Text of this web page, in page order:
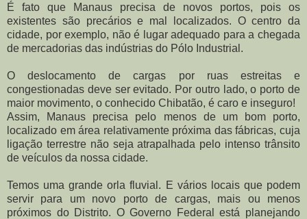
É fato que Manaus precisa de novos portos, pois os
existentes são precários e mal localizados. O centro da
cidade, por exemplo, não é lugar adequado para a chegada
de mercadorias das indústrias do Pólo Industrial.
O deslocamento de cargas por ruas estreitas e
congestionadas deve ser evitado. Por outro lado, o porto de
maior movimento, o conhecido Chibatão, é caro e inseguro!
Assim, Manaus precisa pelo menos de um bom porto,
localizado em área relativamente próxima das fábricas, cuja
ligação terrestre não seja atrapalhada pelo intenso trânsito
de veículos da nossa cidade.
Temos uma grande orla fluvial. E vários locais que podem
servir para um novo porto de cargas, mais ou menos
próximos do Distrito. O Governo Federal está planejando